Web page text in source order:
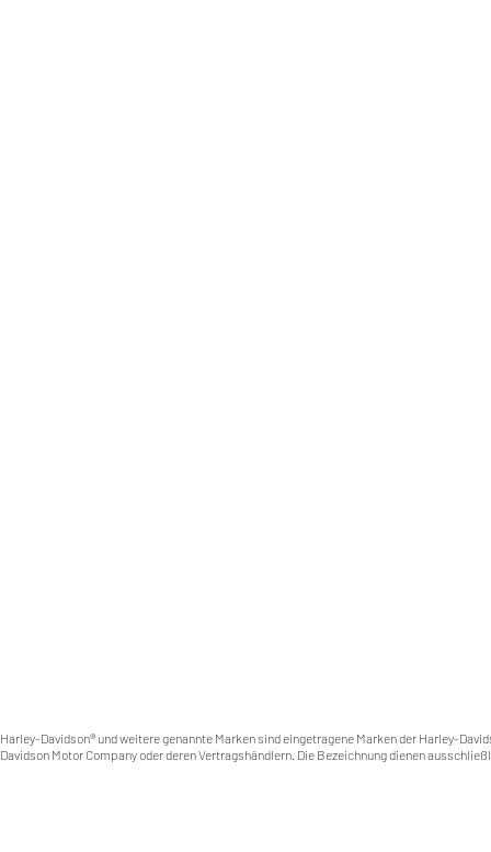
Harley-Davidson® und weitere genannte Marken sind eingetragene Marken der Harley-
Davidson Motor Company oder deren Vertragshändlern. Die Bezeichnung dienen